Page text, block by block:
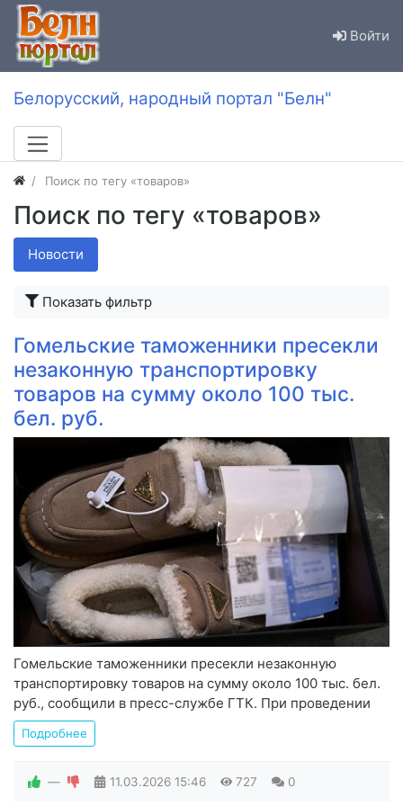
Войти
Белорусский, народный портал "Белн"
Поиск по тегу «товаров»
Поиск по тегу «товаров»
Новости
Показать фильтр
Гомельские таможенники пресекли
незаконную транспортировку
товаров на сумму около 100 тыс.
бел. руб.
Гомельские таможенники пресекли незаконную
транспортировку товаров на сумму около 100 тыс. бел.
руб., сообщили в пресс-службе ГТК. При проведении
Подробнее
— 11.03.2026 15:46 727 0